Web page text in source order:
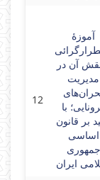
12
آموزۀ
آن در
مدیریت
با
بر قانون
اساسی
جمهوری
ایران